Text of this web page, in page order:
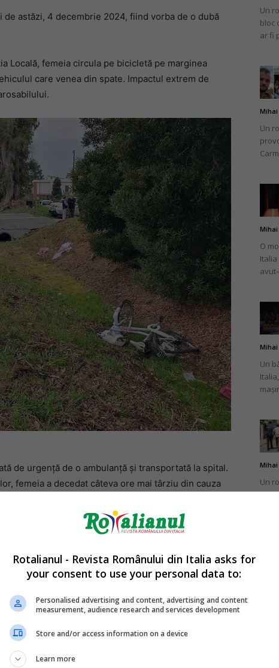
astăzi, 4 decembrie 2024, fiind vorba de o dubă
Locală, femeia circula pe bicicletă pe marginea
care venea din spate. Impactul extrem de
de urgență de o ambulanță și transportată la spital.
femeia a decedat câteva ore mai târziu din cauza
de rigoare, inclusiv teste pentru a determina
circumstanțele exacte ale accidentului pentru a
Un
bloc
ar fi
Mihai
Un
Mihai
O
Mihai
Un
Mihai
Un
La
sa
Rotalianul - Revista Românului din Italia asks for
your consent to use your personal data to:
Personalised advertising and content, advertising and content
measurement, audience research and services development
Store and/or access information on a device
Learn more